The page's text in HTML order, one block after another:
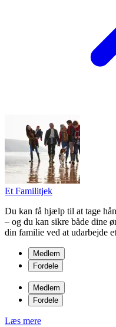
Et Familitjek
Du kan få hjælp til at tage
– og du kan sikre både dine
din familie ved at udarbejde
Medlem
Fordele
Medlem
Fordele
Læs mere